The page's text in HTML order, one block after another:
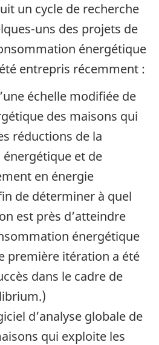
un cycle de recherche
uns des projets de
énergétique
entrepris récemment :
échelle modifiée de
des maisons qui
réductions de la
et de
en énergie
de déterminer à quel
est près d’atteindre
énergétique
première itération a été
dans le cadre de
d’analyse globale de
qui exploite les